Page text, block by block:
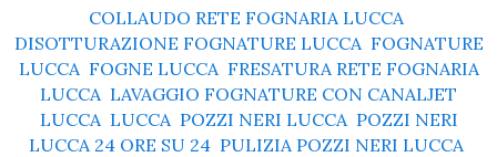
COLLAUDO RETE FOGNARIA LUCCA
DISOTTURAZIONE FOGNATURE LUCCA FOGNATURE
LUCCA FOGNE LUCCA FRESATURA RETE FOGNARIA
LUCCA LAVAGGIO FOGNATURE CON CANALJET
LUCCA LUCCA POZZI NERI LUCCA POZZI NERI
LUCCA 24 ORE SU 24 PULIZIA POZZI NERI LUCCA